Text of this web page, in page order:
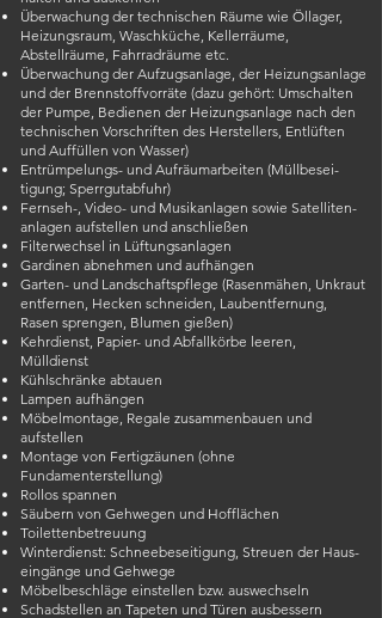
Überwachung der technischen Räume wie Öllager,
Heizungsraum, Waschküche, Kellerräume,
Abstellräume, Fahrradräume etc.
Überwachung der Aufzugsanlage, der Heizungsanlage
und der Brennstoffvorräte (dazu gehört: Umschalten
der Pumpe, Bedienen der Heizungsanlage nach den
technischen Vorschriften des Herstellers, Entlüften
und Auffüllen von Wasser)
Entrümpelungs- und Auf­räumarbeiten (Müllbesei­
tigung; Sperrgutabfuhr)
Fernseh-, Video- und Musik­anlagen sowie Satelliten­
anlagen aufstellen und anschließen
Filterwechsel in Lüftungs­anlagen
Gardinen abnehmen und aufhängen
Garten- und Landschafts­pflege (Rasenmähen, Unkraut
entfernen, Hecken schneiden, Laubentfernung,
Rasen sprengen, Blumen gießen)
Kehrdienst, Papier- und Abfall­körbe leeren,
Mülldienst
Kühlschränke abtauen
Lampen aufhängen
Möbelmontage, Regale zu­sammenbauen und
aufstellen
Montage von Fertigzäunen (ohne
Fundamenterstellung)
Rollos spannen
Säubern von Gehwegen und Hofflächen
Toilettenbetreuung
Winterdienst: Schneebe­seitigung, Streuen der Haus­
eingänge und Gehwege
Möbelbeschläge einstellen bzw. auswechseln
Schadstellen an Tapeten und Türen ausbessern